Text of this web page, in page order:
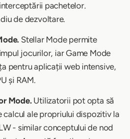
pachetelor.
de dezvoltare.
Stellar Mode permite
jocurilor, iar Game Mode
pentru aplicații web intensive,
și RAM.
Mode.Utilizatorii pot opta să
calcul ale propriului dispozitiv la
- similar conceptului de nod